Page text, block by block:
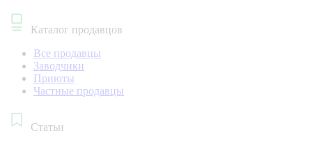
Каталог продавцов
Все продавцы
Заводчики
Приюты
Частные продавцы
Статьи